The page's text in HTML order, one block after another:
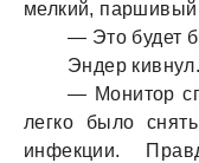
мелкий, паршивый
— Это будет
Эндер кивнул.
— Монитор
легко было
инфекции.